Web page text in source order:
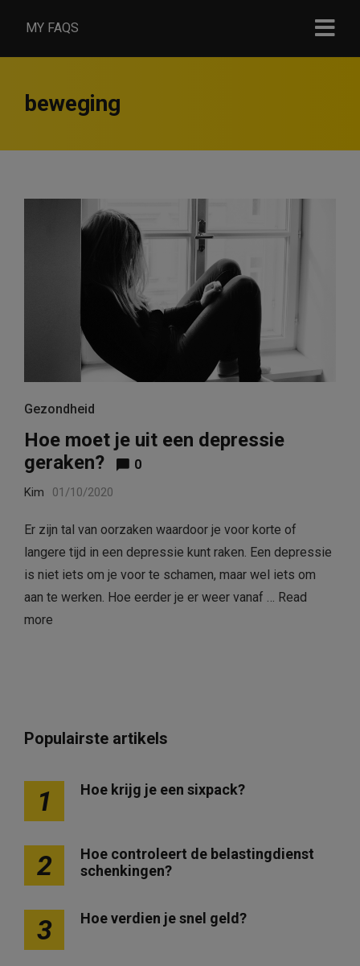
MY FAQS
beweging
Gezondheid
Hoe moet je uit een depressie
geraken?
0
Kim 01/10/2020
Er zijn tal van oorzaken waardoor je voor korte of
langere tijd in een depressie kunt raken. Een depressie
is niet iets om je voor te schamen, maar wel iets om
aan te werken. Hoe eerder je er weer vanaf … Read
more
Populairste artikels
1 Hoe krijg je een sixpack?
2
Hoe controleert de belastingdienst
schenkingen?
3 Hoe verdien je snel geld?